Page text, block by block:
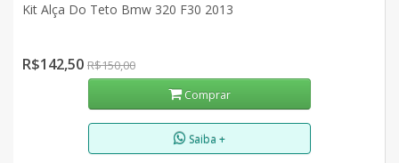
Kit Alça Do Teto Bmw 320 F30 2013
R$142,50 R$150,00
Comprar
Saiba +